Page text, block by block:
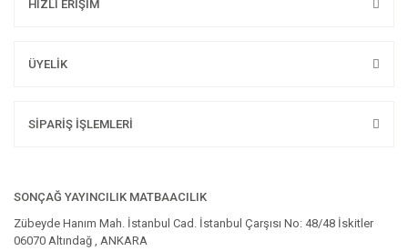
HIZLI ERİŞİM
ÜYELİK
SİPARİŞ İŞLEMLERİ
SONÇAĞ YAYINCILIK MATBAACILIK
Zübeyde Hanım Mah. İstanbul Cad. İstanbul Çarşısı No: 48/48 İskitler
06070 Altındağ , ANKARA